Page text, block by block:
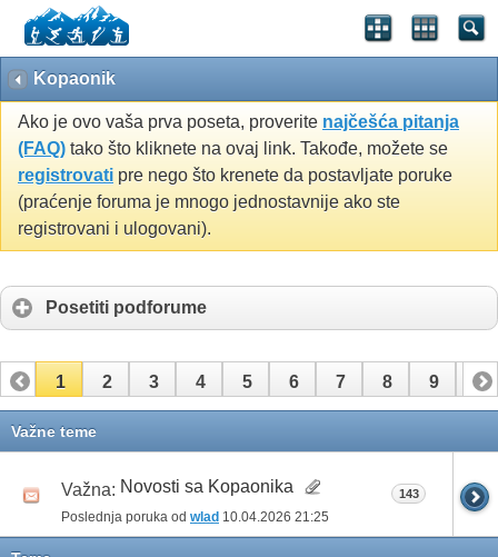
Kopaonik
Ako je ovo vaša prva poseta, proverite najčešća pitanja
(FAQ) tako što kliknete na ovaj link. Takođe, možete se
registrovati pre nego što krenete da postavljate poruke
(praćenje foruma je mnogo jednostavnije ako ste
registrovani i ulogovani).
Posetiti podforume
1 2 3 4 5 6 7 8 9 10
11
Važne teme
Važna: Novosti sa Kopaonika
Poslednja poruka od wlad 10.04.2026 21:25
143